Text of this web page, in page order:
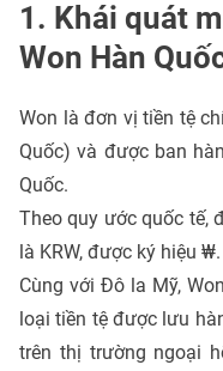
1. Khái quát
Won Hàn
Won là đơn vị tiền tệ
Quốc) và được ban
Quốc.
Theo quy ước quốc tế,
là KRW, được ký hiệu ₩.
Cùng với Đô la Mỹ,
loại tiền tệ được lưu
trên thị trường ngoại